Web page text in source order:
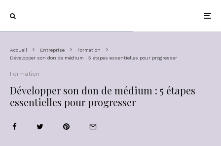
Accueil Entreprise
Formation
Développer son don de médium : 5 étapes essentielles pour progresser
Formation
Développer son don de médium : 5 étapes
essentielles pour progresser